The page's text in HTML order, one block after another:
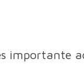
importante